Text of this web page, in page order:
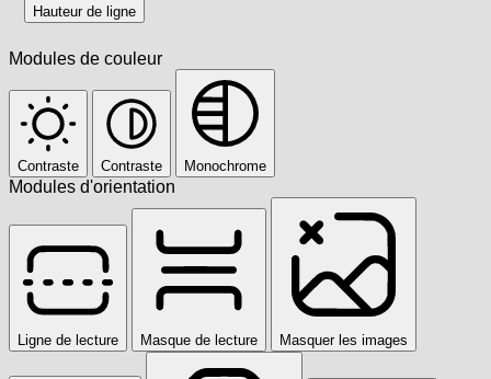
Hauteur de ligne
Modules de couleur
Contraste Contraste Monochrome
Modules d'orientation
Ligne de lecture Masque de lecture Masquer les images